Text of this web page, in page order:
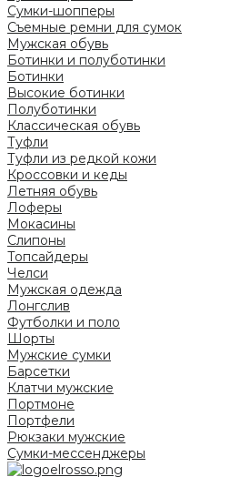
Сумки-шопперы
Съемные ремни для сумок
Мужская обувь
Ботинки и полуботинки
Ботинки
Высокие ботинки
Полуботинки
Классическая обувь
Туфли
Туфли из редкой кожи
Кроссовки и кеды
Летняя обувь
Лоферы
Мокасины
Слипоны
Топсайдеры
Челси
Мужская одежда
Лонгслив
Футболки и поло
Шорты
Мужские сумки
Барсетки
Клатчи мужские
Портмоне
Портфели
Рюкзаки мужские
Сумки-мессенджеры